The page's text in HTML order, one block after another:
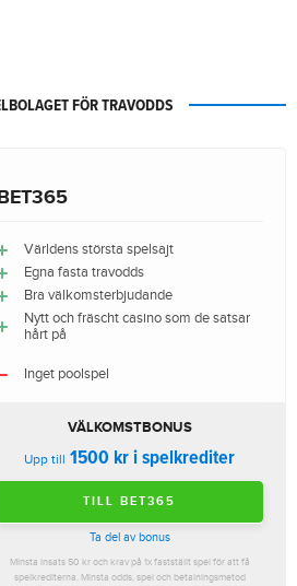
FÖR TRAVODDS
Världens största spelsajt
Egna fasta travodds
Bra välkomsterbjudande
Nytt och fräscht casino som de satsar
hårt på
Inget poolspel
VÄLKOMSTBONUS
Upp till 1500 kr i spelkrediter
TILL BET365
Ta del av bonus
Minsta insats 50 kr och krav på 1x fastställt spel för att få
spelkrediterna. Minsta odds, spel och betalningsmetod